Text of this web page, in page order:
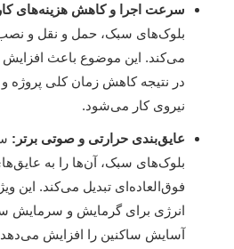
سرعت اجرا و کاهش هزینه‌های
بلوک‌های سبک، حمل و نقل و نصب
می‌کند. این موضوع باعث
در نتیجه کاهش زمان کلی پروژه
نیروی کار می‌شود.
عایق‌بندی حرارتی و صوتی برتر:
بلوک‌های سبک، آن‌ها را به
فوق‌العاده‌ای تبدیل می‌کند.
انرژی برای گرمایش و سرمایش
آسایش ساکنین را افزایش می‌دهد.